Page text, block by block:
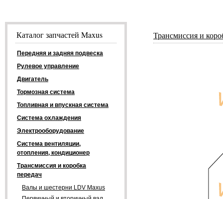
Трансмиссия и
Каталог запчастей Maxus
Передняя и задняя подвеска
Рулевое управление
Двигатель
Тормозная система
Топливная и впускная система
Система охлаждения
Электрооборудование
Система вентиляции,
отопления, кондиционер
Трансмиссия и коробка
передач
Валы и шестерни LDV Maxus